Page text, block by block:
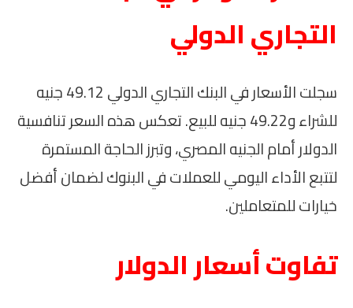
التجاري الدولي
سجلت الأسعار في البنك التجاري الدولي 49.12 جنيه
للشراء و49.22 جنيه للبيع. تعكس هذه السعر تنافسية
الدولار أمام الجنيه المصري، وتبرز الحاجة المستمرة
لتتبع الأداء اليومي للعملات في البنوك لضمان أفضل
خيارات للمتعاملين.
تفاوت أسعار الدولار